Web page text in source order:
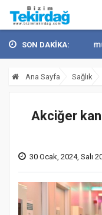
SON DAKİKA:
15 Temmuz
Ana Sayfa Sağlık
Akciğer
30 Ocak, 2024, Salı